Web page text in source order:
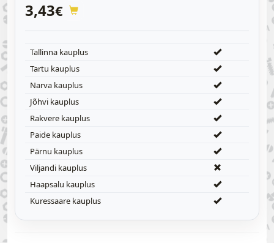
3,43€
Tallinna kauplus
Tartu kauplus
Narva kauplus
Jõhvi kauplus
Rakvere kauplus
Paide kauplus
Pärnu kauplus
Viljandi kauplus
Haapsalu kauplus
Kuressaare kauplus